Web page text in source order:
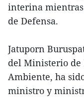
interina
de Defensa.
Jatuporn
del Ministerio de
Ambiente, ha
ministro y